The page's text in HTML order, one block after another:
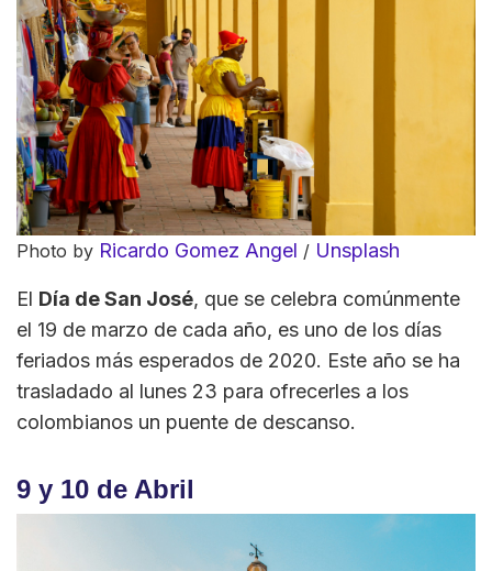
Photo by Ricardo Gomez Angel / Unsplash
El Día de San José, que se celebra comúnmente
el 19 de marzo de cada año, es uno de los días
feriados más esperados de 2020. Este año se ha
trasladado al lunes 23 para ofrecerles a los
colombianos un puente de descanso.
9 y 10 de Abril